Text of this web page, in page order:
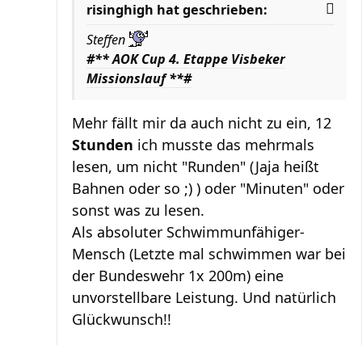
risinghigh hat geschrieben:
Steffen
#** AOK Cup 4. Etappe Visbeker
Missionslauf **#
Mehr fällt mir da auch nicht zu ein, 12
Stunden ich musste das mehrmals
lesen, um nicht "Runden" (Jaja heißt
Bahnen oder so ;) ) oder "Minuten" oder
sonst was zu lesen.
Als absoluter Schwimmunfähiger-
Mensch (Letzte mal schwimmen war bei
der Bundeswehr 1x 200m) eine
unvorstellbare Leistung. Und natürlich
Glückwunsch!!